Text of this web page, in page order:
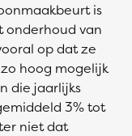
is
onderhoud van
op dat ze
hoog mogelijk
die jaarlijks
3% tot
niet dat